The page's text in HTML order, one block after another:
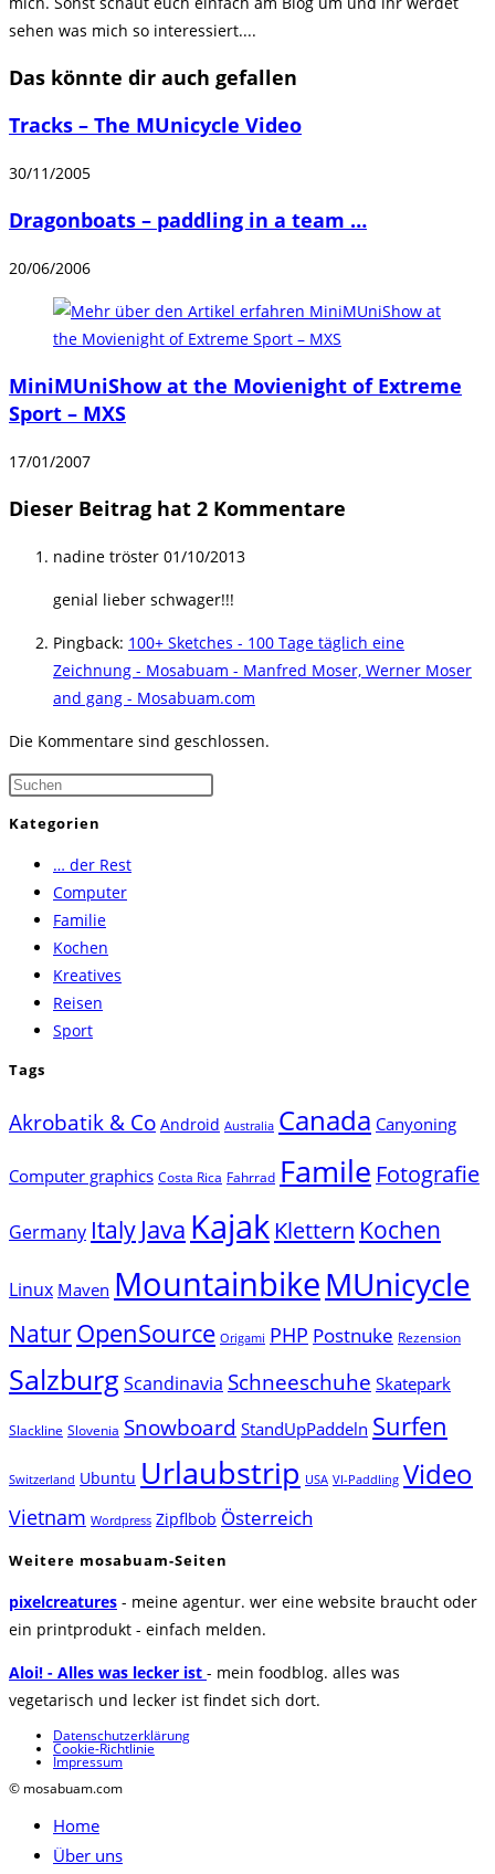
sehen was mich so interessiert....
Das könnte dir auch gefallen
Tracks – The MUnicycle Video
30/11/2005
Dragonboats – paddling in a team …
20/06/2006
MiniMUniShow at the Movienight of Extreme
Sport – MXS
17/01/2007
Dieser Beitrag hat 2 Kommentare
nadine tröster 01/10/2013
genial lieber schwager!!!
Pingback: 100+ Sketches - 100 Tage täglich eine
Zeichnung - Mosabuam - Manfred Moser, Werner Moser
and gang - Mosabuam.com
Die Kommentare sind geschlossen.
Press
Kategorien
… der Rest
Computer
Familie
Kochen
Kreatives
Reisen
Sport
Tags
Akrobatik & Co Android Australia Canada Canyoning
Computer graphics Costa Rica Fahrrad Famile Fotografie
Germany Italy Java Kajak Klettern Kochen
Linux Maven MountainbikeMUnicycle
NaturOpenSource Origami PHP Postnuke Rezension
SalzburgScandinavia Schneeschuhe Skatepark
Slackline Slovenia Snowboard StandUpPaddeln Surfen
Switzerland Ubuntu Urlaubstrip USA VI-Paddling Video
Vietnam Wordpress Zipflbob Österreich
Weitere mosabuam-Seiten
pixelcreatures - meine agentur. wer eine website braucht oder
ein printprodukt - einfach melden.
Aloi! - Alles was lecker ist - mein foodblog. alles was
vegetarisch und lecker ist findet sich dort.
Datenschutzerklärung
Cookie-Richtlinie
Impressum
© mosabuam.com
Home
Über uns